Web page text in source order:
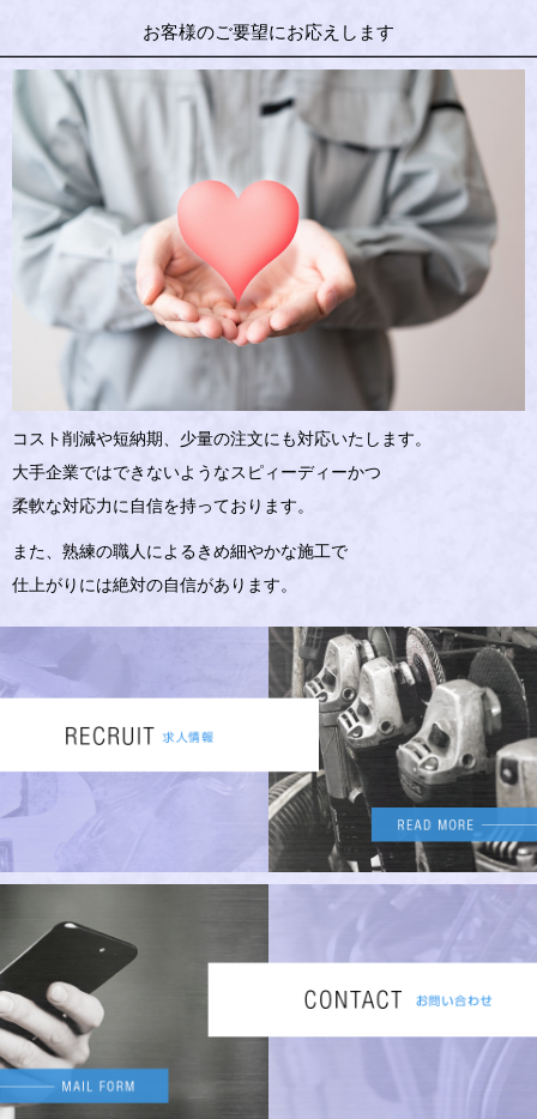
お客様のご要望にお応えします
コスト削減や短納期、少量の注文にも対応いたします。
大手企業ではできないようなスピィーディーかつ
柔軟な対応力に自信を持っております。
また、熟練の職人によるきめ細やかな施工で
仕上がりには絶対の自信があります。